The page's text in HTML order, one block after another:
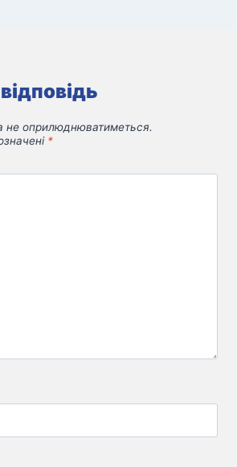
не оприлюднюватиметься.
*